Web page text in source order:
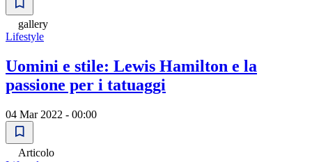
gallery
Lifestyle
Uomini e stile: Lewis Hamilton e la
passione per i tatuaggi
04 Mar 2022 - 00:00
Articolo